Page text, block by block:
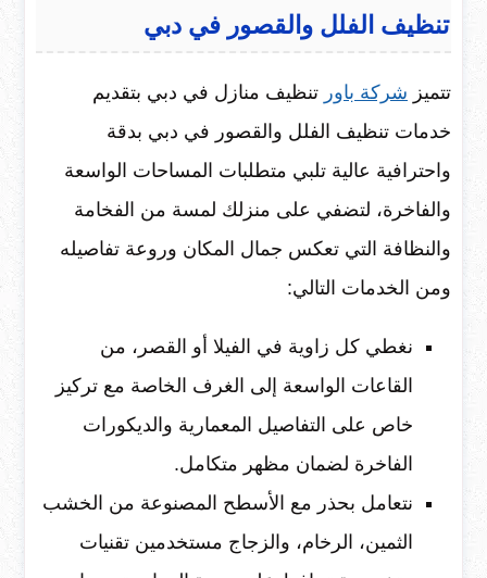
تنظيف الفلل والقصور في دبي
تتميز شركة باور تنظيف منازل في دبي بتقديم
خدمات تنظيف الفلل والقصور في دبي بدقة
واحترافية عالية تلبي متطلبات المساحات الواسعة
والفاخرة، لتضفي على منزلك لمسة من الفخامة
والنظافة التي تعكس جمال المكان وروعة تفاصيله
ومن الخدمات التالي:
نغطي كل زاوية في الفيلا أو القصر، من
القاعات الواسعة إلى الغرف الخاصة مع تركيز
خاص على التفاصيل المعمارية والديكورات
الفاخرة لضمان مظهر متكامل.
نتعامل بحذر مع الأسطح المصنوعة من الخشب
الثمين، الرخام، والزجاج مستخدمين تقنيات